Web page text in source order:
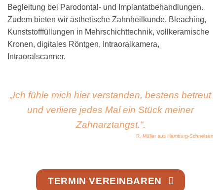
Begleitung bei Parodontal- und Implantatbehandlungen.
Zudem bieten wir ästhetische Zahnheilkunde, Bleaching,
Kunststofffüllungen in Mehrschichttechnik, vollkeramische
Kronen, digitales Röntgen, Intraoralkamera,
Intraoralscanner.
„Ich fühle mich hier verstanden, bestens betreut
und verliere jedes Mal ein Stück meiner
Zahnarztangst.“.
R. Müller aus Hamburg-Schnelsen
TERMIN VEREINBAREN